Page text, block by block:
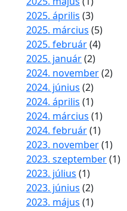
2025. április (3)
2025. március (5)
2025. február(4)
2025. január(2)
2024. november(2)
2024. június (2)
2024. április (1)
2024. március (1)
2024. február(1)
2023. november(1)
2023. szeptember(1)
2023. július (1)
2023. június (2)
2023. május (1)